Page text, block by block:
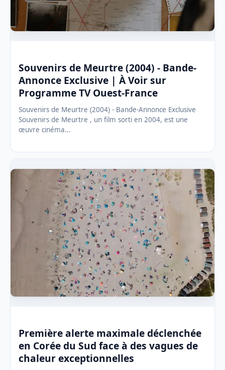
Souvenirs de Meurtre (2004) - Bande-
Annonce Exclusive | À Voir sur
Programme TV Ouest-France
Souvenirs de Meurtre (2004) - Bande-Annonce Exclusive
Souvenirs de Meurtre , un film sorti en 2004, est une
œuvre cinéma…
Première alerte maximale déclenchée
en Corée du Sud face à des vagues de
chaleur exceptionnelles